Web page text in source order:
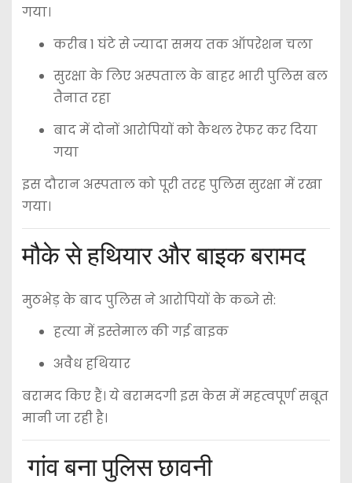
गया।
करीब 1 घंटे से ज्यादा समय तक ऑपरेशन चला
सुरक्षा के लिए अस्पताल के बाहर भारी पुलिस बल
तैनात रहा
बाद में दोनों आरोपियों को कैथल रेफर कर दिया
गया
इस दौरान अस्पताल को पूरी तरह पुलिस सुरक्षा में रखा
गया।
मौके से हथियार और बाइक बरामद
मुठभेड़ के बाद पुलिस ने आरोपियों के कब्जे से:
हत्या में इस्तेमाल की गई बाइक
अवैध हथियार
बरामद किए हैं। ये बरामदगी इस केस में महत्वपूर्ण सबूत
मानी जा रही है।
गांव बना पुलिस छावनी